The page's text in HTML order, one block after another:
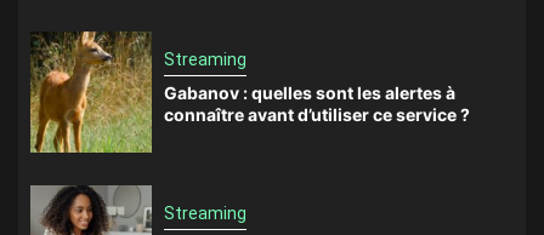
Streaming
Gabanov : quelles sont les alertes à
connaître avant d’utiliser ce service ?
Streaming